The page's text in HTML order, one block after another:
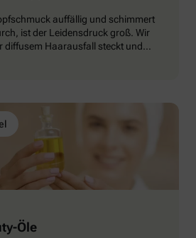
auffällig und schimmert
ist der Leidensdruck groß. Wir
diffusem Haarausfall steckt und
Öle